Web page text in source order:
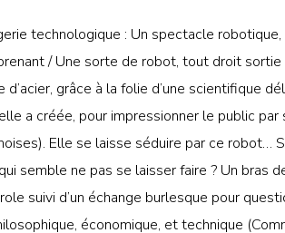
technologique : Un spectacle robotique,
/ Une sorte de robot, tout droit sortie
grâce à la folie d’une scientifique
a créée, pour impressionner le public par
Elle se laisse séduire par ce robot…
semble ne pas se laisser faire ? Un bras
suivi d’un échange burlesque pour
économique, et technique